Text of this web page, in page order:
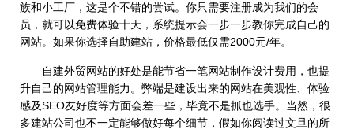
族和小工厂，这是个不错的尝试。你只需要注册成为我们的会
员，就可以免费体验十天，系统提示会一步一步教你完成自己的
网站。如果你选择自助建站，价格最低仅需2000元/年。
自建外贸网站的好处是能节省一笔网站制作设计费用，也提
升自己的网站管理能力。弊端是建设出来的网站在美观性、体验
感及SEO友好度等方面会差一些，毕竟不是抓也选手。当然，很
多建站公司也不一定能够做好每个细节，假如你阅读过文旦的所